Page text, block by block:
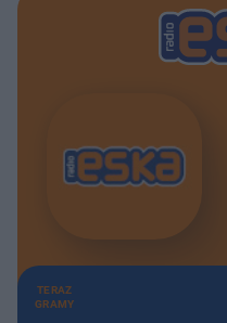
TERAZ
GRAMY